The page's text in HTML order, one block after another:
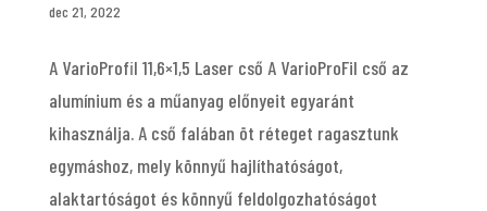
dec 21, 2022
A VarioProfil 11,6×1,5 Laser cső A VarioProFil cső az
alumínium és a műanyag előnyeit egyaránt
kihasználja. A cső falában öt réteget ragasztunk
egymáshoz, mely könnyű hajlíthatóságot,
alaktartóságot és könnyű feldolgozhatóságot